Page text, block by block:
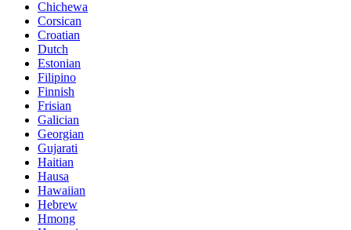
Chichewa
Corsican
Croatian
Dutch
Estonian
Filipino
Finnish
Frisian
Galician
Georgian
Gujarati
Haitian
Hausa
Hawaiian
Hebrew
Hmong